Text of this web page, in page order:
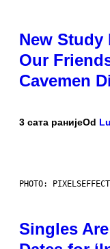
New Study
Our
Cavemen
3 сата ранијеOd
PHOTO:
Singles